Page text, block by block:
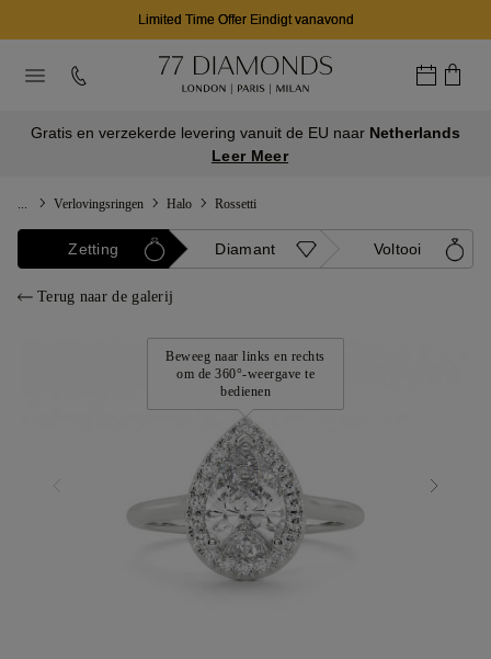
Limited Time Offer Eindigt vanavond
Gratis en verzekerde levering vanuit de EU naar Netherlands
Leer Meer
Verlovingsringen Halo Rossetti
Zetting Diamant Voltooi
Terug naar de galerij
Beweeg naar links en rechts
om de 360°-weergave te
bedienen